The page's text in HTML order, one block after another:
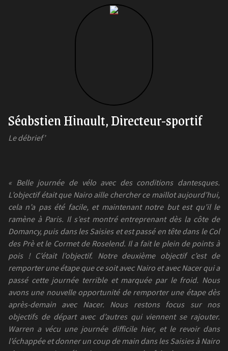
Séabstien Hinault, Directeur-sportif
Le débrief’
« Belle journée de vélo avec des conditions dantesques.
L’objectif était que Nairo aille chercher ce maillot aujourd’hui,
cela n’a pas été facile, et maintenant notre but est qu’il le
ramène à Paris. Il s’est montré entreprenant dès la côte de
Domancy, puis dans les Saisies et est passé en tête dans le Col
des Prè et le Cormet de Roselend. Il a fait le plein de points à
pois ! C’était l’objectif. Notre deuxième objectif c’est de
remporter une étape que ce soit avec Nairo et avec Nacer qui a
passé cette journée terrible et marquée par le froid. Nous
avons une nouvelle opportunité de remporter une étape dès
après-demain avec Nacer. Nous restons focus sur nos
objectifs de départ avec d’autres qui viennent se rajouter.
Warren a vécu une journée difficile hier, et le revoir dans
l’échappée et donner un coup de main dans les Saisies à Nairo